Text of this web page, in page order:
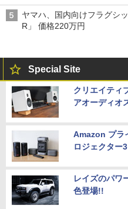
ヤマハ、国内向けフラグシ
R」 価格220万円
Special Site
クリエイティ
アオーディオ
Amazon プラ
ロジェクター
レイズのパワ
色登場!!